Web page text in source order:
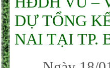
DỰ TỔNG
NAI TẠI TP.